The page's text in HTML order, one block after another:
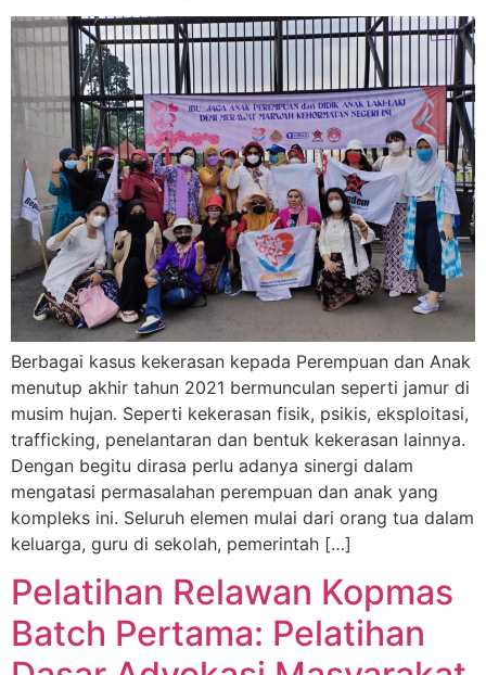
Berbagai kasus kekerasan kepada Perempuan dan Anak
menutup akhir tahun 2021 bermunculan seperti jamur di
musim hujan. Seperti kekerasan fisik, psikis, eksploitasi,
trafficking, penelantaran dan bentuk kekerasan lainnya.
Dengan begitu dirasa perlu adanya sinergi dalam
mengatasi permasalahan perempuan dan anak yang
kompleks ini. Seluruh elemen mulai dari orang tua dalam
keluarga, guru di sekolah, pemerintah […]
Pelatihan Relawan Kopmas
Batch Pertama: Pelatihan